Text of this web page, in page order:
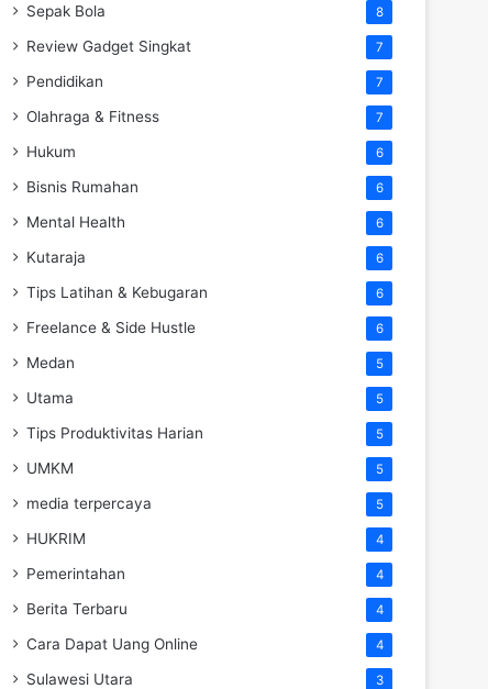
Sepak Bola 8
Review Gadget Singkat 7
Pendidikan 7
Olahraga & Fitness 7
Hukum 6
Bisnis Rumahan 6
Mental Health 6
Kutaraja 6
Tips Latihan & Kebugaran 6
Freelance & Side Hustle 6
Medan 5
Utama 5
Tips Produktivitas Harian 5
UMKM 5
media terpercaya 5
HUKRIM 4
Pemerintahan 4
Berita Terbaru 4
Cara Dapat Uang Online 4
Sulawesi Utara 3